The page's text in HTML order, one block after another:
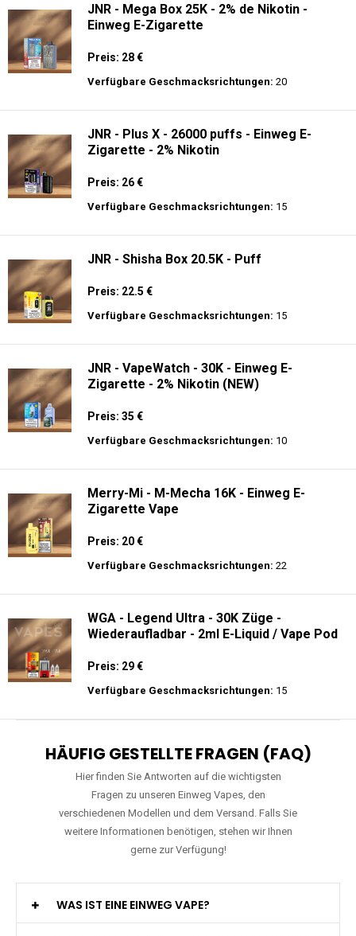
JNR - Mega Box 25K - 2% de Nikotin -
Einweg E-Zigarette
Preis: 28 €
Verfügbare Geschmacksrichtungen: 20
JNR - Plus X - 26000 puffs - Einweg E-
Zigarette - 2% Nikotin
Preis: 26 €
Verfügbare Geschmacksrichtungen: 15
JNR - Shisha Box 20.5K - Puff
Preis: 22.5 €
Verfügbare Geschmacksrichtungen: 15
JNR - VapeWatch - 30K - Einweg E-
Zigarette - 2% Nikotin (NEW)
Preis: 35 €
Verfügbare Geschmacksrichtungen: 10
Merry-Mi - M-Mecha 16K - Einweg E-
Zigarette Vape
Preis: 20 €
Verfügbare Geschmacksrichtungen: 22
WGA - Legend Ultra - 30K Züge -
Wiederaufladbar - 2ml E-Liquid / Vape Pod
Preis: 29 €
Verfügbare Geschmacksrichtungen: 15
HÄUFIG GESTELLTE FRAGEN (FAQ)
Hier finden Sie Antworten auf die wichtigsten
Fragen zu unseren Einweg Vapes, den
verschiedenen Modellen und dem Versand. Falls Sie
weitere Informationen benötigen, stehen wir Ihnen
gerne zur Verfügung!
WAS IST EINE EINWEG VAPE?